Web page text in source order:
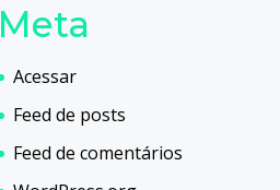
Meta
Acessar
Feed de posts
Feed de comentários